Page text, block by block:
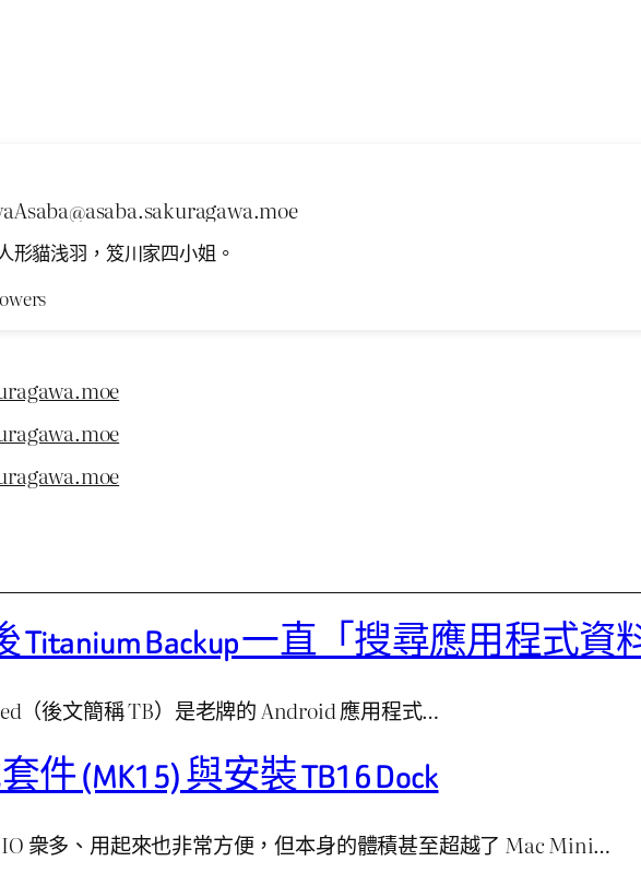
形貓浅羽，笈川家四小姐。
Titanium Backup 一直「搜尋應用程式
（後文簡稱 TB）是老牌的 Android 應用程式…
件 (MK15) 與安裝 TB16 Dock
衆多、用起來也非常方便，但本身的體積甚至超越了 Mac Mini…